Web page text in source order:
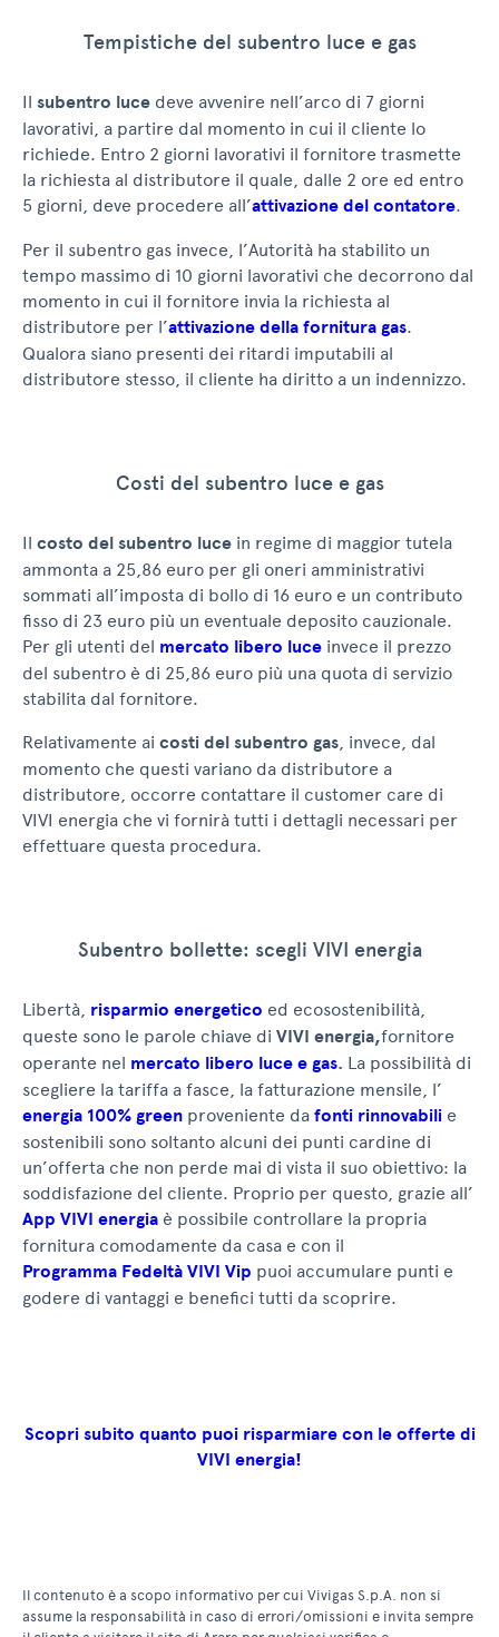
Tempistiche del subentro luce e gas
Il subentro luce deve avvenire nell’arco di 7 giorni
lavorativi, a partire dal momento in cui il cliente lo
richiede. Entro 2 giorni lavorativi il fornitore trasmette
la richiesta al distributore il quale, dalle 2 ore ed entro
5 giorni, deve procedere all’attivazione del contatore.
Per il subentro gas invece, l’Autorità ha stabilito un
tempo massimo di 10 giorni lavorativi che decorrono dal
momento in cui il fornitore invia la richiesta al
distributore per l’attivazione della fornitura gas.
Qualora siano presenti dei ritardi imputabili al
distributore stesso, il cliente ha diritto a un indennizzo.
Costi del subentro luce e gas
Il costo del subentro luce in regime di maggior tutela
ammonta a 25,86 euro per gli oneri amministrativi
sommati all’imposta di bollo di 16 euro e un contributo
fisso di 23 euro più un eventuale deposito cauzionale.
Per gli utenti del mercato libero luce invece il prezzo
del subentro è di 25,86 euro più una quota di servizio
stabilita dal fornitore.
Relativamente ai costi del subentro gas, invece, dal
momento che questi variano da distributore a
distributore, occorre contattare il customer care di
VIVI energia che vi fornirà tutti i dettagli necessari per
effettuare questa procedura.
Subentro bollette: scegli VIVI energia
Libertà, risparmio energetico ed ecosostenibilità,
queste sono le parole chiave di VIVI energia,fornitore
operante nel mercato libero luce e gas. La possibilità di
scegliere la tariffa a fasce, la fatturazione mensile, l’
energia 100% green proveniente da fonti rinnovabili e
sostenibili sono soltanto alcuni dei punti cardine di
un’offerta che non perde mai di vista il suo obiettivo: la
soddisfazione del cliente. Proprio per questo, grazie all’
App VIVI energia è possibile controllare la propria
fornitura comodamente da casa e con il
Programma Fedeltà VIVI Vip puoi accumulare punti e
godere di vantaggi e benefici tutti da scoprire.
Scopri subito quanto puoi risparmiare con le offerte di
VIVI energia!
Il contenuto è a scopo informativo per cui Vivigas S.p.A. non si
assume la responsabilità in caso di errori/omissioni e invita sempre